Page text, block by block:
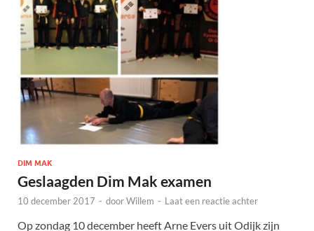
DIM MAK
Geslaagden Dim Mak examen
10 december 2017 - doorWillem - Laat een reactie achter
Op zondag 10 december heeft Arne Evers uit Odijk zijn